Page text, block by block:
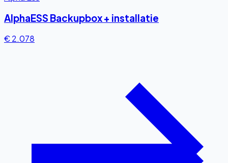
AlphaESS Backupbox + installatie
€ 2.078